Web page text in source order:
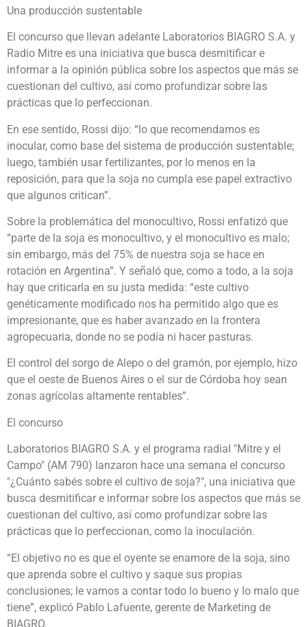
Una producción sustentable
El concurso que llevan adelante Laboratorios BIAGRO S.A. y
Radio Mitre es una iniciativa que busca desmitificar e
informar a la opinión pública sobre los aspectos que más se
cuestionan del cultivo, así como profundizar sobre las
prácticas que lo perfeccionan.
En ese sentido, Rossi dijo: “lo que recomendamos es
inocular, como base del sistema de producción sustentable;
luego, también usar fertilizantes, por lo menos en la
reposición, para que la soja no cumpla ese papel extractivo
que algunos critican”.
Sobre la problemática del monocultivo, Rossi enfatizó que
“parte de la soja es monocultivo, y el monocultivo es malo;
sin embargo, más del 75% de nuestra soja se hace en
rotación en Argentina”. Y señaló que, como a todo, a la soja
hay que criticarla en su justa medida: “este cultivo
genéticamente modificado nos ha permitido algo que es
impresionante, que es haber avanzado en la frontera
agropecuaria, donde no se podía ni hacer pasturas.
El control del sorgo de Alepo o del gramón, por ejemplo, hizo
que el oeste de Buenos Aires o el sur de Córdoba hoy sean
zonas agrícolas altamente rentables”.
El concurso
Laboratorios BIAGRO S.A. y el programa radial "Mitre y el
Campo" (AM 790) lanzaron hace una semana el concurso
"¿Cuánto sabés sobre el cultivo de soja?", una iniciativa que
busca desmitificar e informar sobre los aspectos que más se
cuestionan del cultivo, así como profundizar sobre las
prácticas que lo perfeccionan, como la inoculación.
“El objetivo no es que el oyente se enamore de la soja, sino
que aprenda sobre el cultivo y saque sus propias
conclusiones; le vamos a contar todo lo bueno y lo malo que
tiene”, explicó Pablo Lafuente, gerente de Marketing de
BIAGRO.